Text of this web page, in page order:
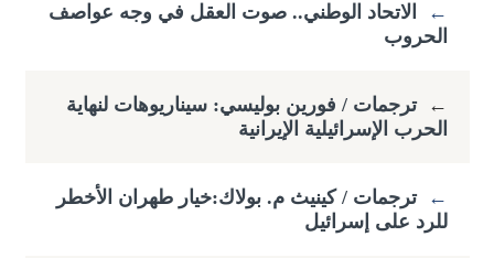
←
الاتحاد الوطني.. صوت العقل في وجه عواصف
الحروب
← ترجمات / فورين بوليسي: سيناريوهات لنهاية
الحرب الإسرائيلية الإيرانية
← ترجمات / كينيث م. بولاك:خيار طهران الأخطر
للرد على إسرائيل